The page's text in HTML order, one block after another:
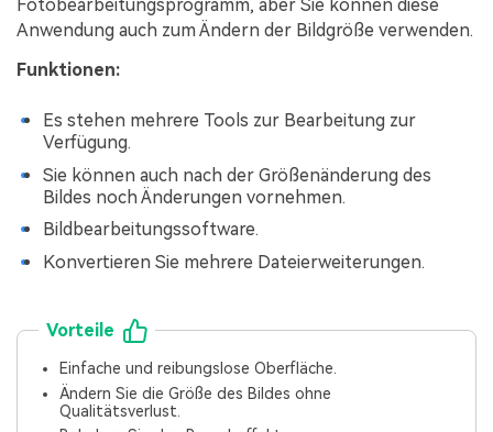
Fotobearbeitungsprogramm, aber Sie können diese
Anwendung auch zum Ändern der Bildgröße verwenden.
Funktionen:
Es stehen mehrere Tools zur Bearbeitung zur
Verfügung.
Sie können auch nach der Größenänderung des
Bildes noch Änderungen vornehmen.
Bildbearbeitungssoftware.
Konvertieren Sie mehrere Dateierweiterungen.
Vorteile
Einfache und reibungslose Oberfläche.
Ändern Sie die Größe des Bildes ohne
Qualitätsverlust.